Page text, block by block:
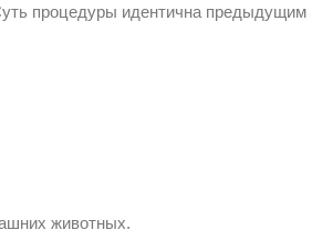
процедуры идентична предыдущим
животных.